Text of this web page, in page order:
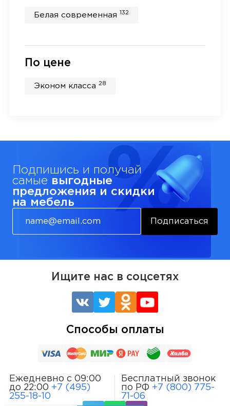
Белая современная 132
По цене
Эконом класса 28
Подпишись и получай
самые выгодные
предложения и скидки
на мебель
Подписаться
Ежедневно с 09:00
до 22:00 +7 (495)
255-18-10
Бесплатный звонок
по РФ +7 (800) 775-
71-06
Ищите нас в соцсетях
Способы оплаты